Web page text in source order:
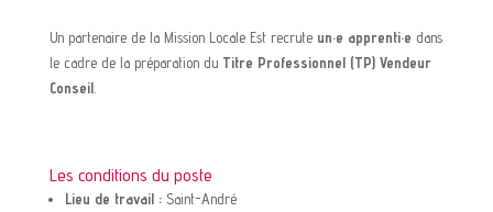
Un partenaire de la Mission Locale Est recrute un·e apprenti·e dans
le cadre de la préparation du Titre Professionnel (TP) Vendeur
Conseil.
Les conditions du poste
Lieu de travail :Saint-André